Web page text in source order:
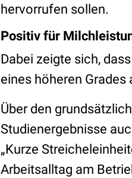
hervorrufen sollen.
Positiv für
Dabei zeigte sich,
eines höheren
Über den
Studienergebnisse
„Kurze
Arbeitsalltag am